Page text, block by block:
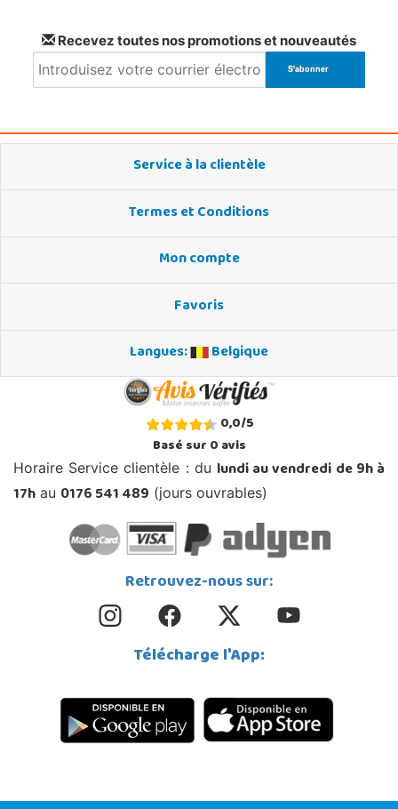
Recevez toutes nos promotions et nouveautés
Service à la clientèle
Termes et Conditions
Mon compte
Favoris
Langues:
Belgique
0,0/5
Basé sur0avis
Horaire Service clientèle : du lundi au vendredi de 9h à
17h au 0176 541 489 (jours ouvrables)
Retrouvez-nous sur:
Télécharge l'App: